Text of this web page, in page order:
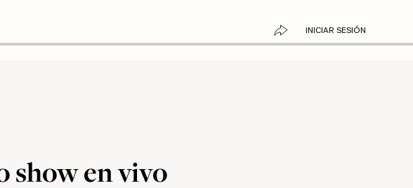
INICIAR SESIÓN
show en vivo